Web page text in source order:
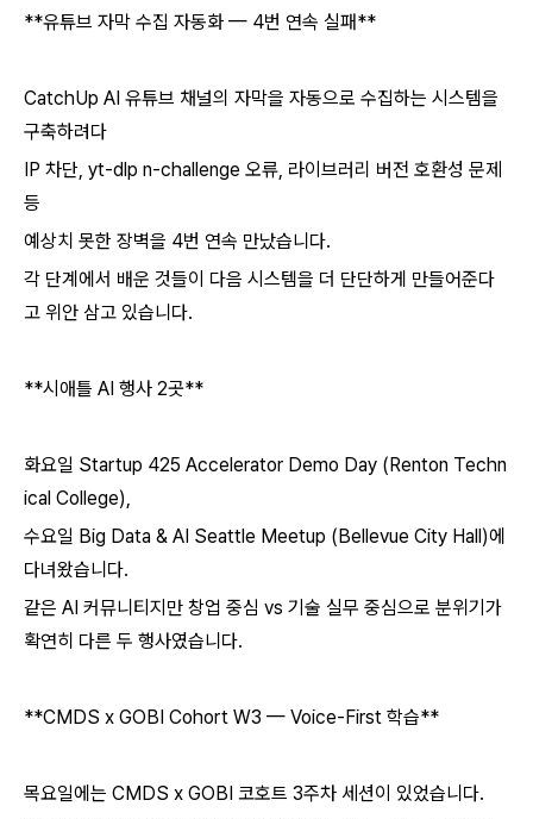
**유튜브 자막 수집 자동화 — 4번 연속 실패**
CatchUp AI 유튜브 채널의 자막을 자동으로 수집하는 시스템을
구축하려다
IP 차단, yt-dlp n-challenge 오류, 라이브러리 버전 호환성 문제
등
예상치 못한 장벽을 4번 연속 만났습니다.
각 단계에서 배운 것들이 다음 시스템을 더 단단하게 만들어준다
고 위안 삼고 있습니다.
**시애틀 AI 행사 2곳**
화요일 Startup 425 Accelerator Demo Day (Renton Techn
ical College),
수요일 Big Data & AI Seattle Meetup (Bellevue City Hall)에
다녀왔습니다.
같은 AI 커뮤니티지만 창업 중심 vs 기술 실무 중심으로 분위기가
확연히 다른 두 행사였습니다.
**CMDS x GOBI Cohort W3 — Voice-First 학습**
목요일에는 CMDS x GOBI 코호트 3주차 세션이 있었습니다.